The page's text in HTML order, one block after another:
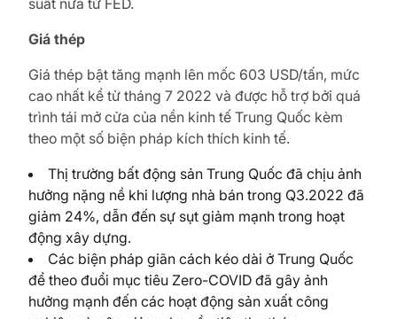
suất nữa từ FED.
Giá thép
Giá thép bật tăng mạnh lên mốc 603 USD/tấn, mức
cao nhất kể từ tháng 7 2022 và được hỗ trợ bởi quá
trình tái mở cửa của nền kinh tế Trung Quốc kèm
theo một số biện pháp kích thích kinh tế.
Thị trường bất động sản Trung Quốc đã chịu ảnh
hưởng nặng nề khi lượng nhà bán trong Q3.2022 đã
giảm 24%, dẫn đến sự sụt giảm mạnh trong hoạt
động xây dựng.
Các biện pháp giãn cách kéo dài ở Trung Quốc
để theo đuổi mục tiêu Zero-COVID đã gây ảnh
hưởng mạnh đến các hoạt động sản xuất công